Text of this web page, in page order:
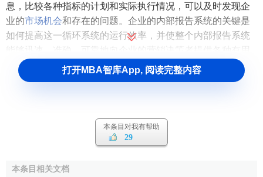
息，比较各种指标的计划和实际执行情况，可以及时发现企
业的市场机会和存在的问题。企业的内部报告系统的关键是
如何提高这一循环系统的运行效率，并使整个内部报告系统
的信息。
中的有关资料的程序或来源。该系统的任务是提
所发生的有关动态的信息。企业通过市场营
阅各种商业报刊、文件、网上下载；直接与顾客、供应者、
打开MBA智库App, 阅读完整内容
本条目对我有帮助
29
本条目相关文档